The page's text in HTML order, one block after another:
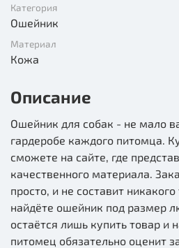
Категория
Ошейник
Материал
Кожа
Описание
Ошейник для собак - не мало
гардеробе каждого питомца.
сможете на сайте, где
качественного материала.
просто, и не составит
найдёте ошейник под размер
остаётся лишь купить товар и
питомец обязательно оценит